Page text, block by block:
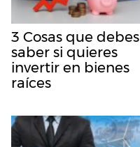
3 Cosas que debes
saber si quieres
invertir en bienes
raíces